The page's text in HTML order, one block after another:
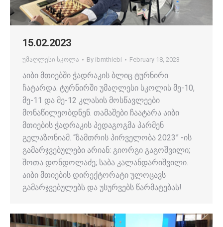
15.02.2023
უმაღლესი სკოლა By ibmthiebi February 18, 2023
აიბი მთიებში ჭადრაკის ბლიც ტურნირი
ჩატარდა. ტურნირში უმაღლესი სკოლის მე-10,
მე-11 და მე-12 კლასის მოსწავლეები
მონაწილეობდნენ. თამაშები ჩაატარა აიბი
მთიების ჭადრაკის პედაგოგმა პარმენ
გელაზონიამ. “ზამთრის პირველობა 2023” -ის
გამარჯვებულები არიან: გიორგი გაგოშვილი;
შოთა დონდოლაძე; საბა კალანდარიშვილი.
აიბი მთიების დირექტორატი ულოცავს
გამარჯვებულებს და უსურვებს წარმატებას!